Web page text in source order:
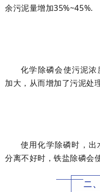
余污泥量增加35%~45%.
化学除磷会使污泥
加大，从而增加了污泥处
使用化学除磷时，
分离不好时，铁盐除磷会
二